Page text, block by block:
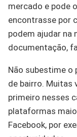
mercado e pode
encontrasse por
podem ajudar na
documentação,
Não subestime o
de bairro. Muitas
primeiro nesses
plataformas
Facebook, por